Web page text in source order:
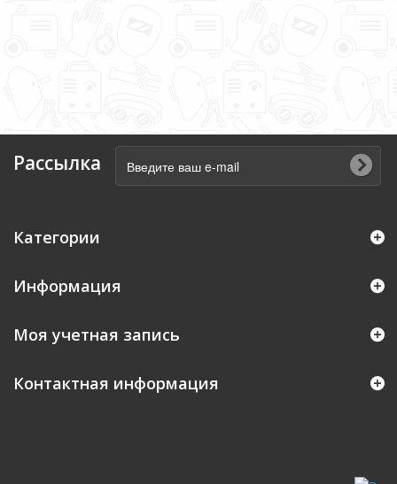
Рассылка
Категории
Информация
Моя учетная запись
Контактная информация